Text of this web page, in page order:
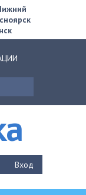
Вход